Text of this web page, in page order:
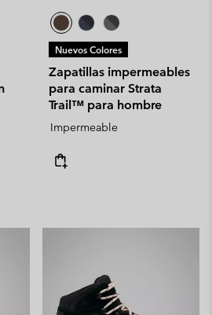
Nuevos Colores
Zapatillas impermeables
para caminar Strata
Trail™ para hombre
Impermeable